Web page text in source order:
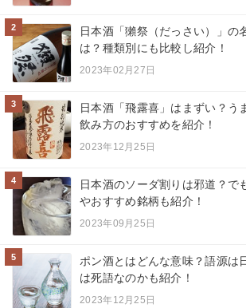
2
日本酒「獺祭（だっさい）」の
は？種類別にも比較し紹介！
2023年02月27日
3
日本酒「飛露喜」はまずい？う
飲み方のおすすめを紹介！
2023年12月25日
4
日本酒のソーダ割りは邪道？で
やおすすめ銘柄も紹介！
2023年09月25日
5
ポン酒とはどんな意味？語源は
は死語なのかも紹介！
2023年12月25日